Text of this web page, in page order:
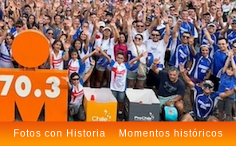
Fotos con Historia Momentos históricos